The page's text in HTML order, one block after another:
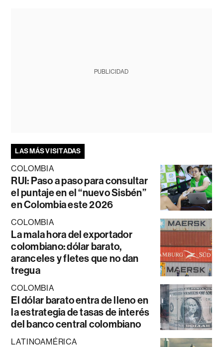
PUBLICIDAD
LAS MÁS VISITADAS
COLOMBIA
RUI: Paso a paso para consultar
el puntaje en el “nuevo Sisbén”
en Colombia este 2026
COLOMBIA
La mala hora del exportador
colombiano: dólar barato,
aranceles y fletes que no dan
tregua
COLOMBIA
El dólar barato entra de lleno en
la estrategia de tasas de interés
del banco central colombiano
LATINOAMÉRICA